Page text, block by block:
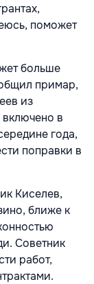
поможет
больше
примар,
из
в
года,
поправки в
Киселев,
ближе к
Советник
работ,